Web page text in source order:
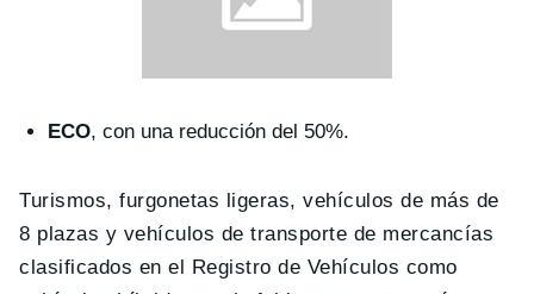
ECO, con una reducción del 50%.
Turismos, furgonetas ligeras, vehículos de más de
8 plazas y vehículos de transporte de mercancías
clasificados en el Registro de Vehículos como